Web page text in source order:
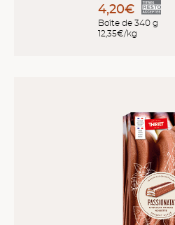
4,20€
Boîte de 340 g
12,35€/kg